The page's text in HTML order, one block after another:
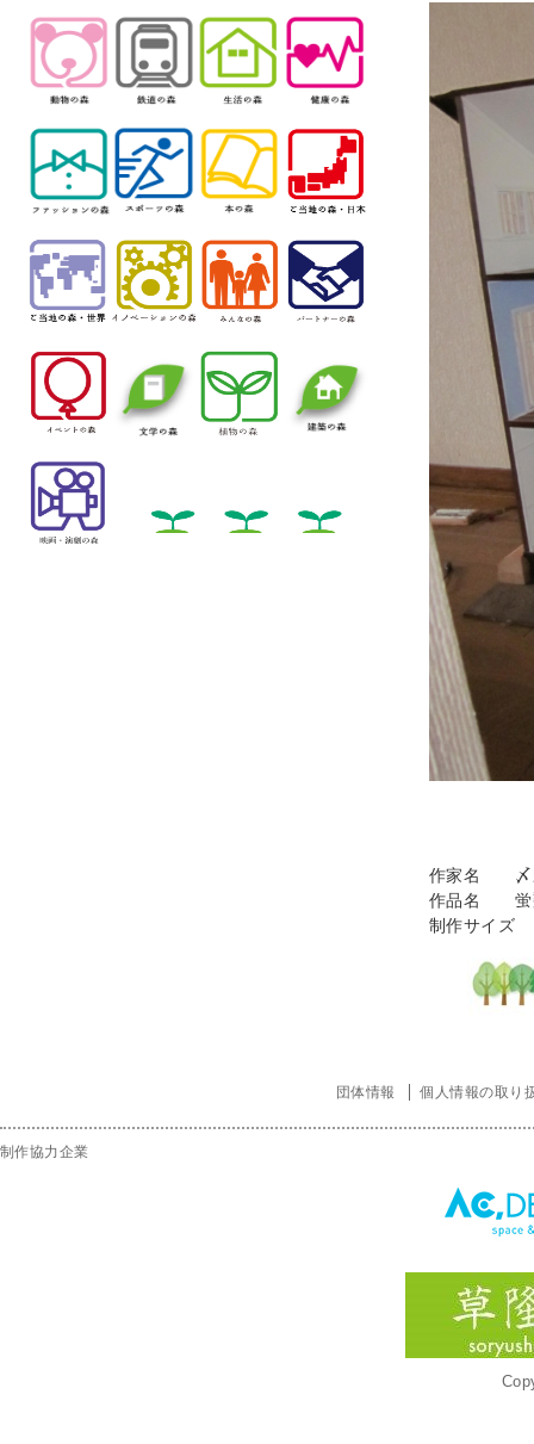
作家名 〆
作品名 蛍
制作サイ
団体情報 個人情報の取り
制作協力企業